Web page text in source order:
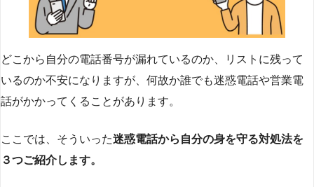
どこから自分の電話番号が漏れているのか、リストに残って
いるのか不安になりますが、何故か誰でも迷惑電話や営業電
話がかかってくることがあります。
ここでは、そういった迷惑電話から自分の身を守る対処法を
３つご紹介します。